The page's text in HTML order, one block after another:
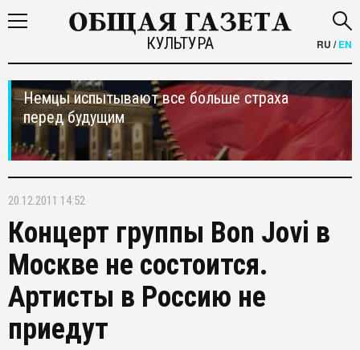
КУЛЬТУРА RU /EN
Немцы испытывают все больше страха
перед будущим
20.12.2011 14:52
Концерт группы Bon Jovi в
Москве не состоится.
Артисты в Россию не
приедут